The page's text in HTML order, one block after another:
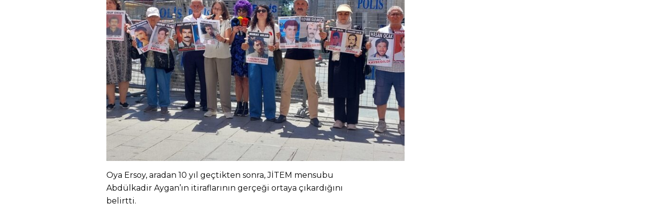
Oya Ersoy, aradan 10 yıl geçtikten sonra, JİTEM mensubu
Abdülkadir Aygan’ın itiraflarının gerçeği ortaya çıkardığını
belirtti.